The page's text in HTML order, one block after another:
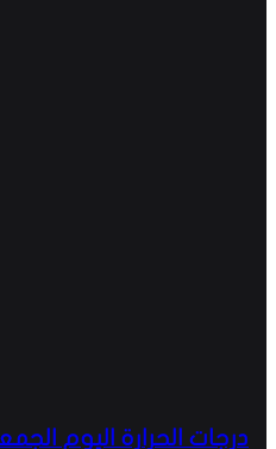
درجات الحرارة اليوم الجمعة 5 يونيو